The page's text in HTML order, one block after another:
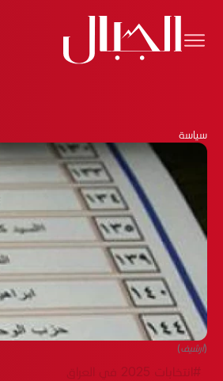
سياسة
(أرشيف)
#انتخابات 2025 في العراق